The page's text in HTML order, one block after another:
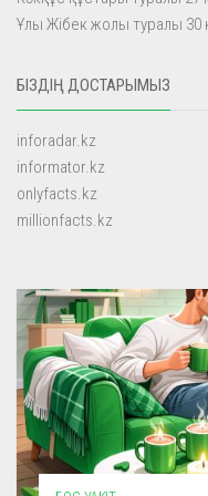
Ұлы Жібек жолы туралы
БІЗДІҢ ДОСТАРЫМЫЗ
inforadar.kz
informator.kz
onlyfacts.kz
millionfacts.kz